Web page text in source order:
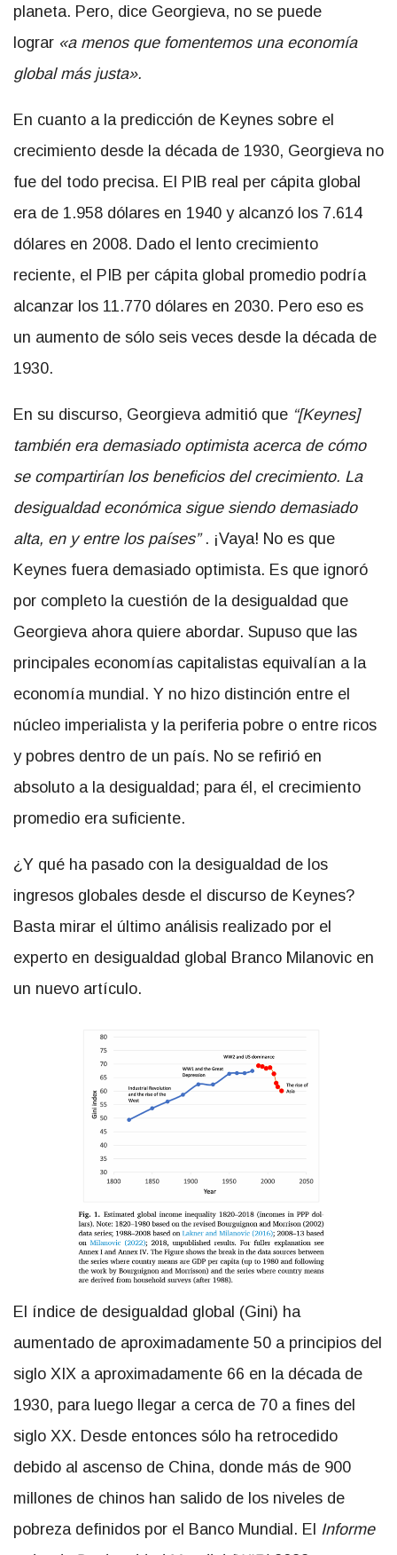
planeta. Pero, dice Georgieva, no se puede
lograr «a menos que fomentemos una economía
global más justa».
En cuanto a la predicción de Keynes sobre el
crecimiento desde la década de 1930, Georgieva no
fue del todo precisa. El PIB real per cápita global
era de 1.958 dólares en 1940 y alcanzó los 7.614
dólares en 2008. Dado el lento crecimiento
reciente, el PIB per cápita global promedio podría
alcanzar los 11.770 dólares en 2030. Pero eso es
un aumento de sólo seis veces desde la década de
1930.
En su discurso, Georgieva admitió que “[Keynes]
también era demasiado optimista acerca de cómo
se compartirían los beneficios del crecimiento. La
desigualdad económica sigue siendo demasiado
alta, en y entre los países”. ¡Vaya! No es que
Keynes fuera demasiado optimista. Es que ignoró
por completo la cuestión de la desigualdad que
Georgieva ahora quiere abordar. Supuso que las
principales economías capitalistas equivalían a la
economía mundial. Y no hizo distinción entre el
núcleo imperialista y la periferia pobre o entre ricos
y pobres dentro de un país. No se refirió en
absoluto a la desigualdad; para él, el crecimiento
promedio era suficiente.
¿Y qué ha pasado con la desigualdad de los
ingresos globales desde el discurso de Keynes?
Basta mirar el último análisis realizado por el
experto en desigualdad global Branco Milanovic en
un nuevo artículo.
El índice de desigualdad global (Gini) ha
aumentado de aproximadamente 50 a principios del
siglo XIX a aproximadamente 66 en la década de
1930, para luego llegar a cerca de 70 a fines del
siglo XX. Desde entonces sólo ha retrocedido
debido al ascenso de China, donde más de 900
millones de chinos han salido de los niveles de
pobreza definidos por el Banco Mundial. El Informe